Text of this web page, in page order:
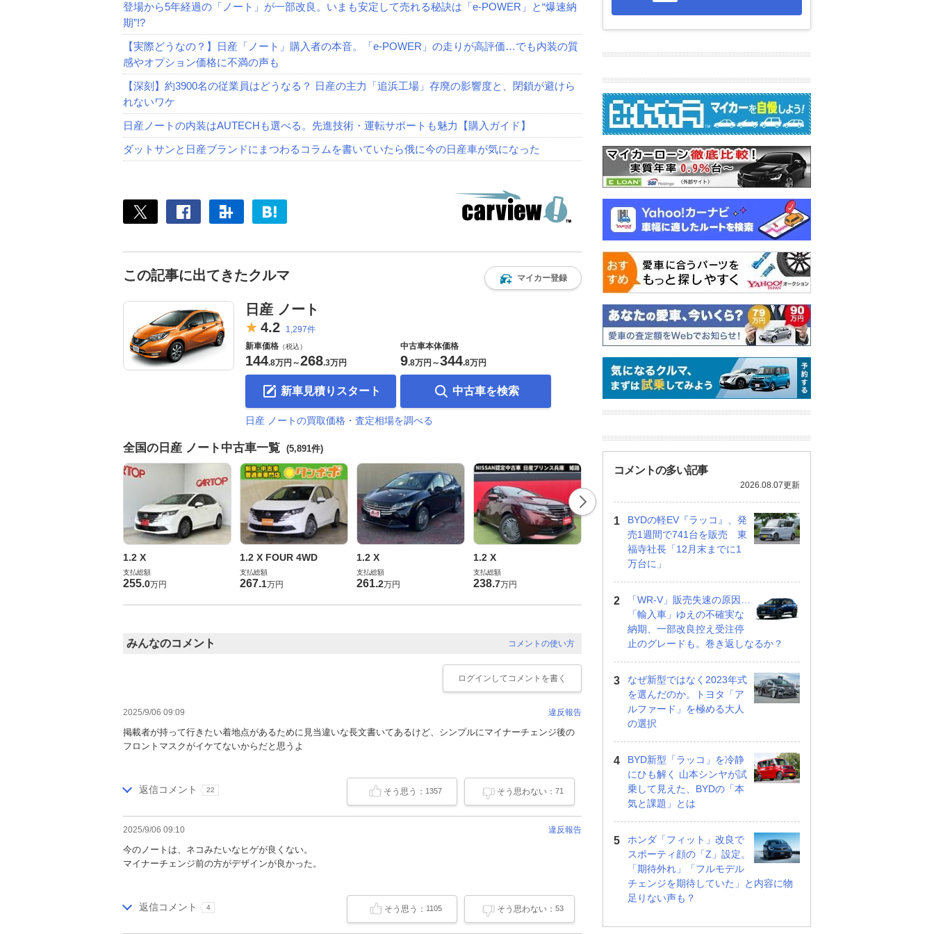
登場から5年経過の「ノート」が一部改良。いまも安定して売れる秘訣は「e-POWER」と“爆速納
期”!?
【実際どうなの？】日産「ノート」購入者の本音。「e-POWER」の走りが高評価…でも内装の質
感やオプション価格に不満の声も
【深刻】約3900名の従業員はどうなる？ 日産の主力「追浜工場」存廃の影響度と、閉鎖が避けら
れないワケ
日産ノートの内装はAUTECHも選べる。先進技術・運転サポートも魅力【購入ガイド】
ダットサンと日産ブランドにまつわるコラムを書いていたら俄に今の日産車が気になった
この記事に出てきたクルマ マイカー登録
日産 ノート
4.2
1,297件
新車価格 （税込）
144.8万円 ～268.3万円
新車見積りスタート
中古車本体価格
9.8万円 ～344.8万円
中古車を検索
日産 ノートの買取価格・査定相場を調べる
全国の日産 ノート中古車一覧 (5,891件)
1.2 X
支払総額
255.0万円
1.2 X FOUR 4WD
支払総額
267.1万円
1.2 X
支払総額
261.2万円
1.2 X
支払総額
238.7万円
1.2 X
コメントの使い方
みんなのコメント
ログイン してコメントを書く
2025/9/06 09:09 違反報告
掲載者が持って行きたい着地点があるために見当違いな長文書いてあるけど、シンプルにマイナーチェンジ後の
フロントマスクがイケてないからだと思うよ
返信コメント 22 そう思わない： 71
そう思う： 1357
2025/9/06 09:10 違反報告
今のノートは、ネコみたいなヒゲが良くない。
マイナーチェンジ前の方がデザインが良かった。
返信コメント 4 そう思わない： 53
そう思う： 1105
コメントの多い記事
2026.08.07更新
BYDの軽EV『ラッコ』、発
売1週間で741台を販売 東
福寺社長「12月末までに1
万台に」
「WR-V」販売失速の原因…
「輸入車」ゆえの不確実な
納期、一部改良控え受注停
止のグレードも。巻き返しなるか？
なぜ新型ではなく2023年式
を選んだのか。トヨタ「ア
ルファード」を極める大人
の選択
BYD新型「ラッコ」を冷静
にひも解く 山本シンヤが試
乗して見えた、BYDの「本
気と課題」とは
ホンダ「フィット」改良で
スポーティ顔の「Z」設定。
「期待外れ」「フルモデル
チェンジを期待していた」と内容に物
足りない声も？